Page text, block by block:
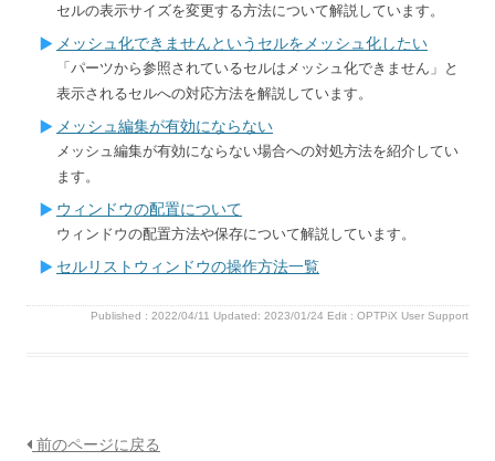
セルの表示サイズを変更する方法について解説しています。
メッシュ化できませんというセルをメッシュ化したい
「パーツから参照されているセルはメッシュ化できません」と
表示されるセルへの対応方法を解説しています。
メッシュ編集が有効にならない
メッシュ編集が有効にならない場合への対処方法を紹介してい
ます。
ウィンドウの配置について
ウィンドウの配置方法や保存について解説しています。
セルリストウィンドウの操作方法一覧
Published : 2022/04/11 Updated: 2023/01/24 Edit : OPTPiX User Support
前のページに戻る